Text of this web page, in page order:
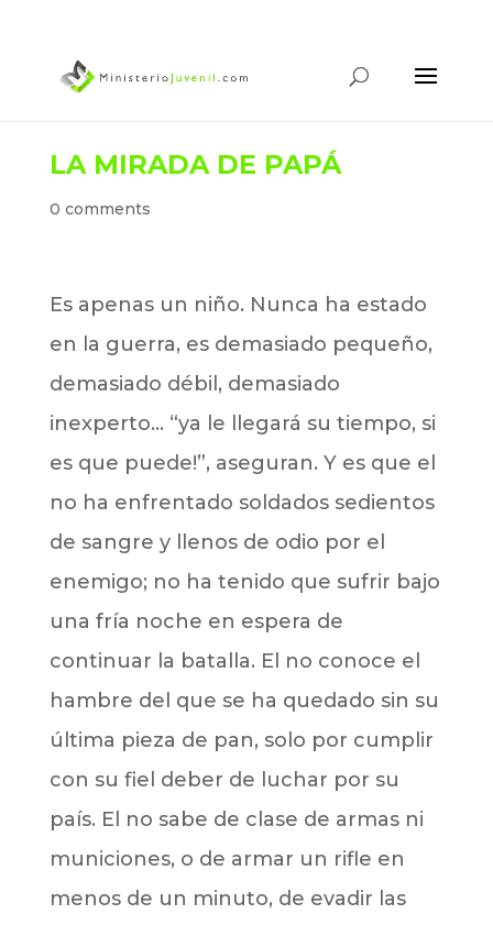
LA MIRADA DE PAPÁ
0 comments
Es apenas un niño. Nunca ha estado
en la guerra, es demasiado pequeño,
demasiado débil, demasiado
inexperto… “ya le llegará su tiempo, si
es que puede!”, aseguran. Y es que el
no ha enfrentado soldados sedientos
de sangre y llenos de odio por el
enemigo; no ha tenido que sufrir bajo
una fría noche en espera de
continuar la batalla. El no conoce el
hambre del que se ha quedado sin su
última pieza de pan, solo por cumplir
con su fiel deber de luchar por su
país. El no sabe de clase de armas ni
municiones, o de armar un rifle en
menos de un minuto, de evadir las